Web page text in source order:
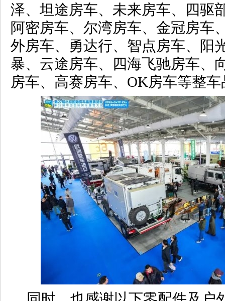
泽、坦途房车、未来房车、四驱
阿密房车、尔湾房车、金冠房车
外房车、勇达行、智点房车、阳
暴、云途房车、四海飞驰房车、
房车、高赛房车、OK房车等整